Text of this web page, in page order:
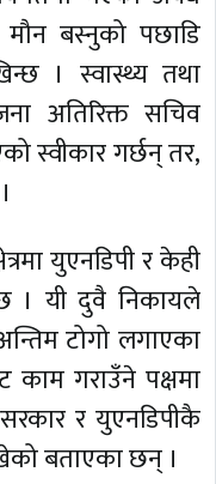
बस्नुकोपछाडि
। स्वास्थ्य तथा
अतिरिक्त सचिव
स्वीकार गर्छन् तर,
युएनडिपी र केही
। यी दुवै निकायले
टोगोलगाएका
काम गराउँने पक्षमा
र युएनडिपीकै
बताएका छन् ।